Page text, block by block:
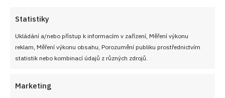
Statistiky
Ukládání a/nebo přístup k informacím v zařízení, Měření výkonu
reklam, Měření výkonu obsahu, Porozumění publiku prostřednictvím
statistik nebo kombinací údajů z různých zdrojů.
Marketing
Sloní mls: Originální pomazánka z
jemného salámu